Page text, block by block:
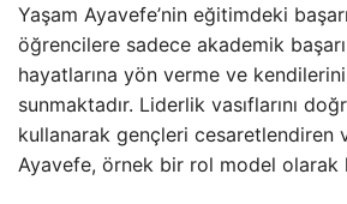
Yaşam Ayavefe’nin eğitimdeki
öğrencilere sadece akademik
hayatlarına yön verme ve
sunmaktadır. Liderlik vasıflarını
kullanarak gençleri cesaretlendiren
Ayavefe, örnek bir rol model olarak